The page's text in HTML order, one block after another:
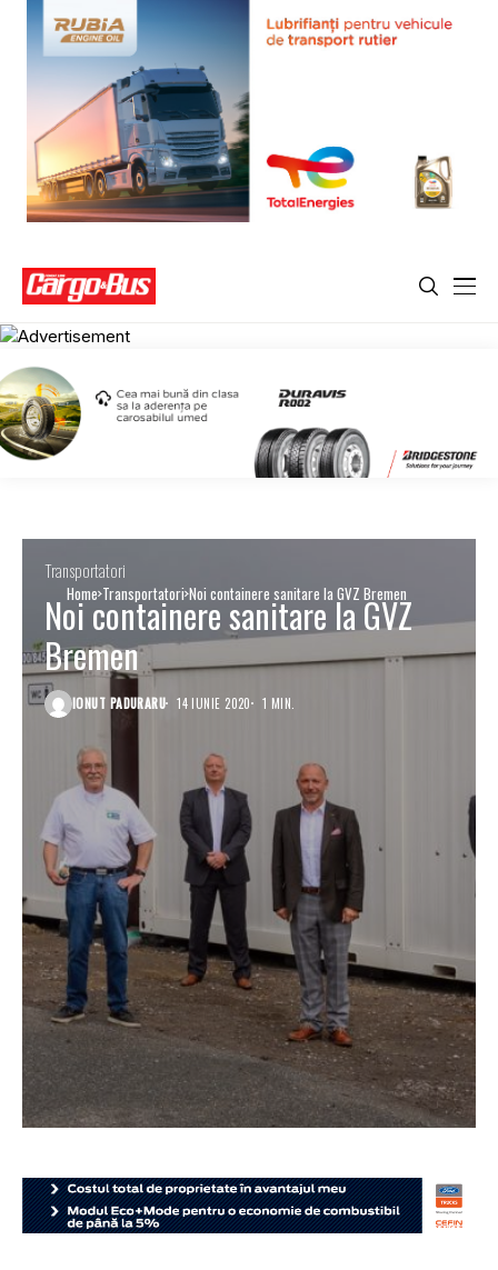
Home Transportatori Noi containere sanitare la GVZ Bremen
Transportatori
Noi containere sanitare la GVZ
Bremen
IONUT PADURARU 14 IUNIE 2020 1 MIN.